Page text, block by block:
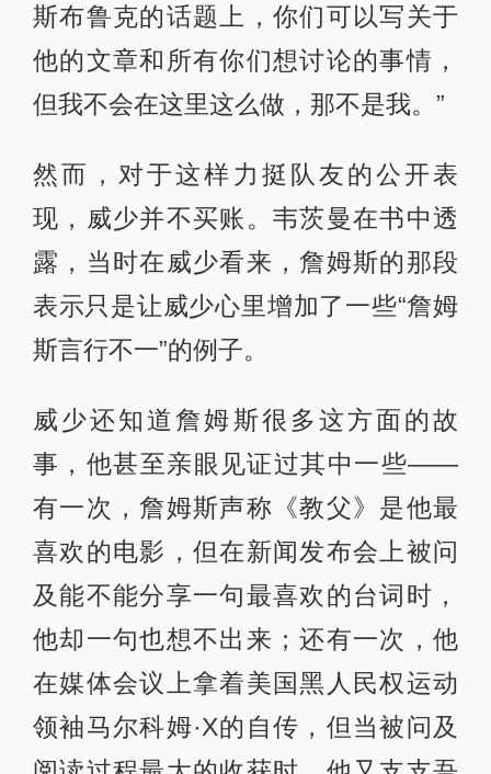
斯布鲁克的话题上，你们可以写关于
他的文章和所有你们想讨论的事情，
但我不会在这里这么做，那不是我。”
然而，对于这样力挺队友的公开表
现，威少并不买账。韦茨曼在书中透
露，当时在威少看来，詹姆斯的那段
表示只是让威少心里增加了一些“詹姆
斯言行不一”的例子。
威少还知道詹姆斯很多这方面的故
事，他甚至亲眼见证过其中一些——
有一次，詹姆斯声称《教父》是他最
喜欢的电影，但在新闻发布会上被问
及能不能分享一句最喜欢的台词时，
他却一句也想不出来；还有一次，他
在媒体会议上拿着美国黑人民权运动
领袖马尔科姆·X的自传，但当被问及